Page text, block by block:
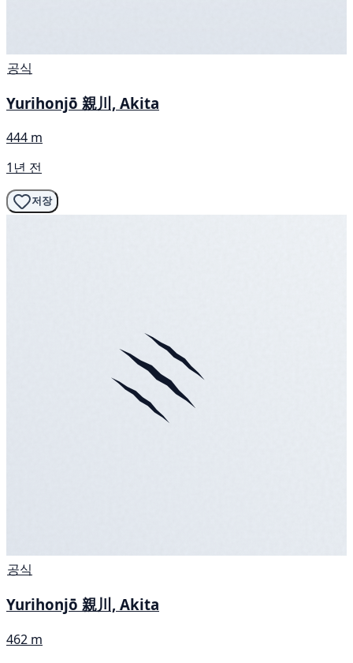
공식
Yurihonjō 親川, Akita
444 m
1년 전
저장
공식
Yurihonjō 親川, Akita
462 m